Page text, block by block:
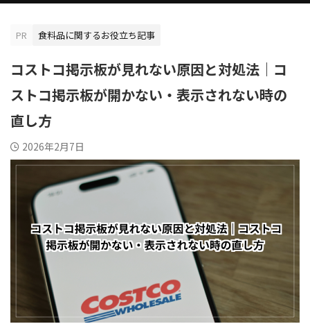
PR 食料品に関するお役立ち記事
コストコ掲示板が見れない原因と対処法｜コ
ストコ掲示板が開かない・表示されない時の
直し方
2026年2月7日